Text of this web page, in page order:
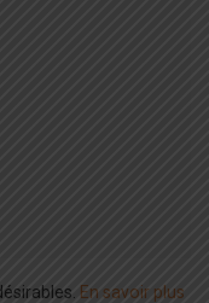
En savoir plus